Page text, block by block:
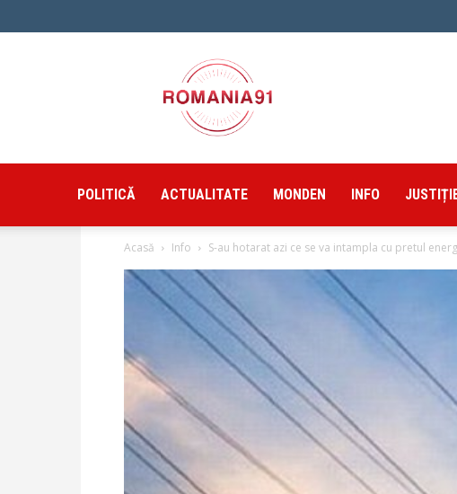
POLITICĂ ACTUALITATE MONDEN INFO
Acasă Info S-au hotarat azi ce se va intampla cu pretul